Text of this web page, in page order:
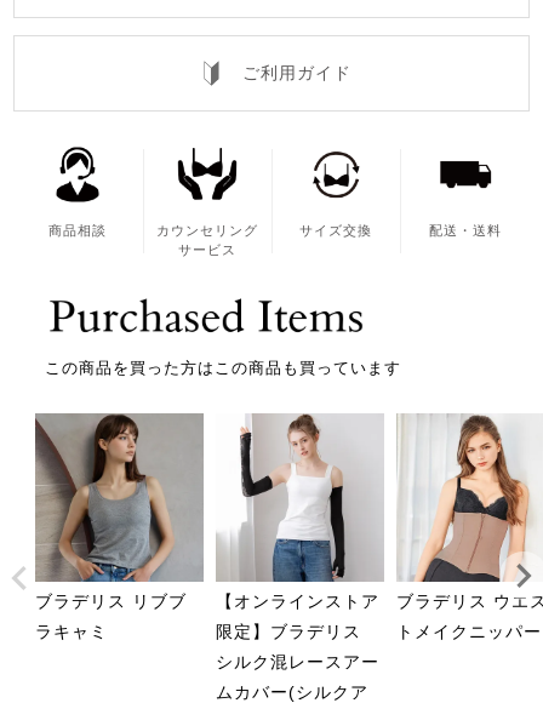
ご利用ガイド
商品相談
カウンセリング
サービス
サイズ交換 配送・送料
この商品を買った方はこの商品も買っています
ブラデリス リブブ
ラキャミ
【オンラインストア
限定】ブラデリス
シルク混レースアー
ムカバー(シルクア
ブラデリス ウエ
トメイクニッパー